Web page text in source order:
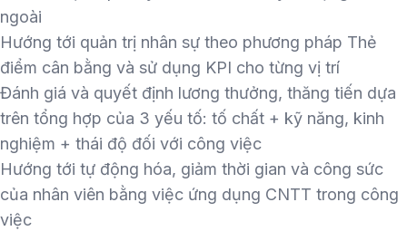
ngoài
Hướng tới quản trị nhân sự theo phương pháp Thẻ
điểm cân bằng và sử dụng KPI cho từng vị trí
Đánh giá và quyết định lương thưởng, thăng tiến dựa
trên tổng hợp của 3 yếu tố: tố chất + kỹ năng, kinh
nghiệm + thái độ đối với công việc
Hướng tới tự động hóa, giảm thời gian và công sức
của nhân viên bằng việc ứng dụng CNTT trong công
việc